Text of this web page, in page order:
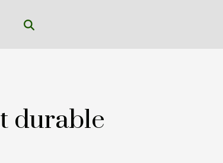
durable